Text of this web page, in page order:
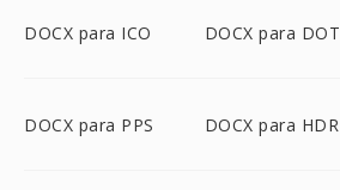
DOCX para ICO DOCX para DOT
DOCX para PPS DOCX para HDR